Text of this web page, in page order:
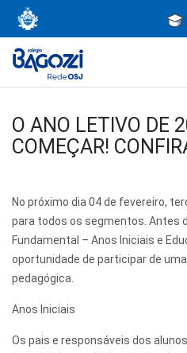
O ANO LETIVO DE
COMEÇAR!
No próximo dia 04 de fevereiro,
para todos os segmentos. Antes
Fundamental – Anos Iniciais e
oportunidade de participar de
pedagógica.
Anos Iniciais
Os pais e responsáveis dos